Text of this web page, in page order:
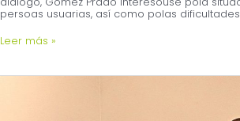
persoas usuarias, así como polas
Leer más »